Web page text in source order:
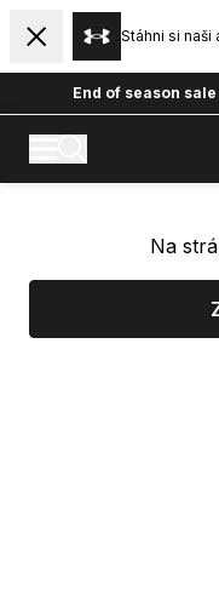
Stáhni si naši
End of season
Na